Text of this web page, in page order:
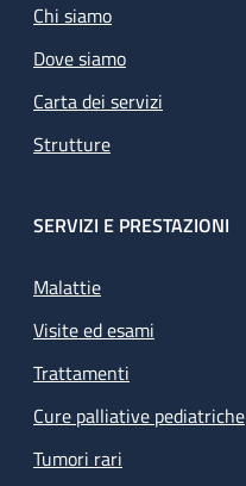
Chi siamo
Dove siamo
Carta dei servizi
Strutture
SERVIZI E PRESTAZIONI
Malattie
Visite ed esami
Trattamenti
Cure palliative pediatriche
Tumori rari